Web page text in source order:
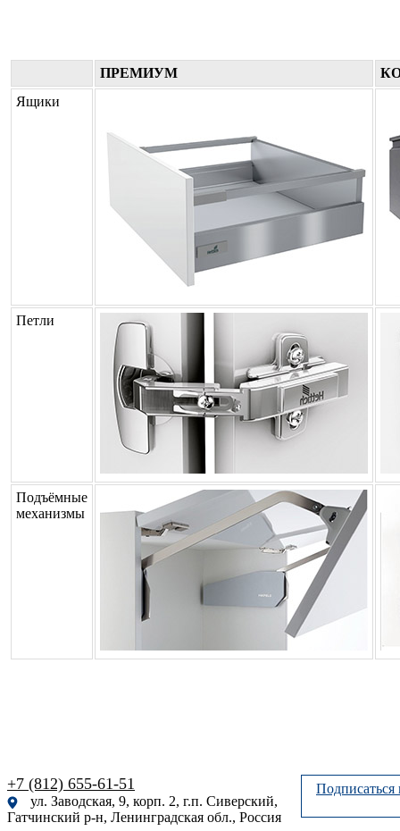
ПРЕМИУМ
Ящики
Петли
Подъёмные
механизмы
+7 (812) 655-61-51
ул. Заводская, 9, корп. 2, г.п. Сиверский,
Гатчинский р-н, Ленинградская обл., Россия
Подписаться